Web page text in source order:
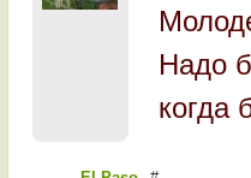
Надо
когда